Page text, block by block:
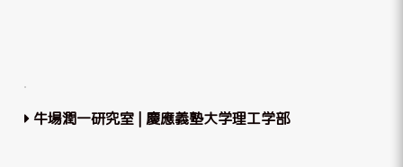
牛場潤一研究室 | 慶應義塾大学理工学部